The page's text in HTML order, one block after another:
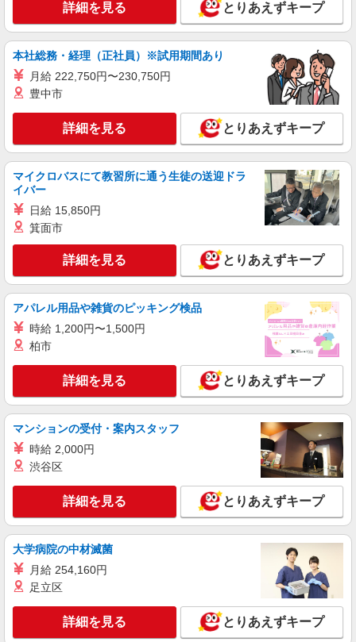
詳細を見る とりあえずキープ
本社総務・経理（正社員）※試用期間あり
月給 222,750円〜230,750円
豊中市
詳細を見る とりあえずキープ
マイクロバスにて教習所に通う生徒の送迎ドラ
イバー
日給 15,850円
箕面市
詳細を見る とりあえずキープ
アパレル用品や雑貨のピッキング検品
時給 1,200円〜1,500円
柏市
詳細を見る とりあえずキープ
マンションの受付・案内スタッフ
時給 2,000円
渋谷区
詳細を見る とりあえずキープ
大学病院の中材滅菌
月給 254,160円
足立区
詳細を見る とりあえずキープ